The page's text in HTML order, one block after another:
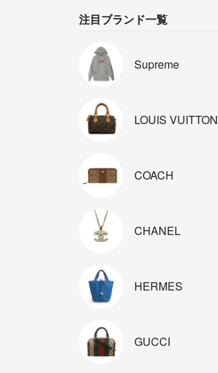
注目ブランド一覧
Supreme
LOUIS VUITTON
COACH
CHANEL
HERMES
GUCCI